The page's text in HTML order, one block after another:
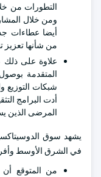
التطورات من
ومن خلال
أيضا عطاءات
من شأنها تعزيز
علاوة على ذلك
المتقدمة
شبكات التوزيع
أدت البرامج
المرضى الذين
يشهد سوق
في الشرق الأوسط
من المتوقع أن